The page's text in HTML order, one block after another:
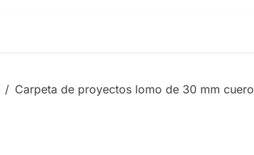
Carpeta de proyectos lomo de 30 mm cuero